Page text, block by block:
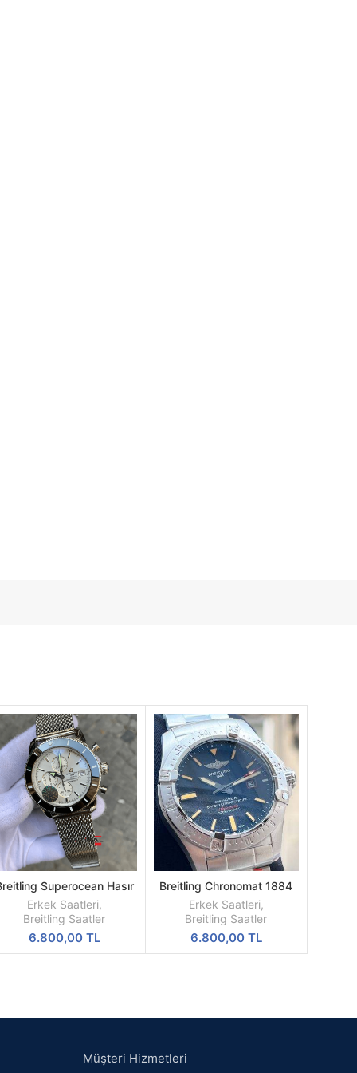
SEPETE
EKLE
Superocean Hasır
Çelik Kordon Replika Erkek
Kol Saati
Erkek Saatleri,
Breitling Saatler
6.800,00 TL
SEPETE
EKLE
Breitling Chronomat 1884
Replika Erkek Kol Saati
Erkek Saatleri,
Breitling Saatler
6.800,00 TL
Müşteri Hizmetleri